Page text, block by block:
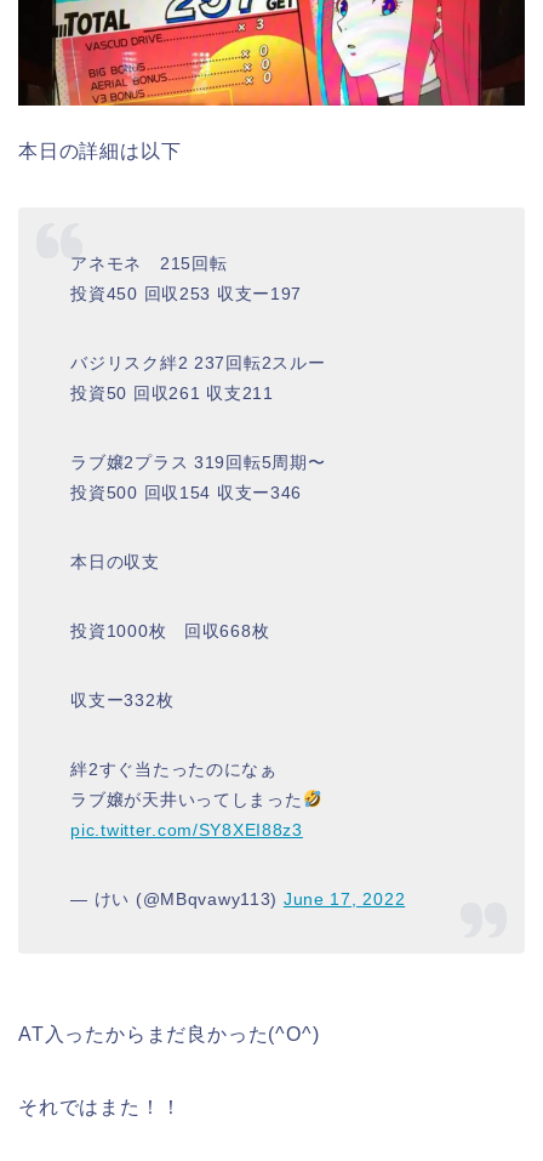
本日の詳細は以下
アネモネ 215回転
投資450 回収253 収支ー197
バジリスク絆2 237回転2スルー
投資50 回収261 収支211
ラブ嬢2プラス 319回転5周期〜
投資500 回収154 収支ー346
本日の収支
投資1000枚 回収668枚
収支ー332枚
絆2すぐ当たったのになぁ
ラブ嬢が天井いってしまった
pic.twitter.com/SY8XEI88z3
— けい (@MBqvawy113) June 17, 2022
AT入ったからまだ良かった(^O^)
それではまた！！